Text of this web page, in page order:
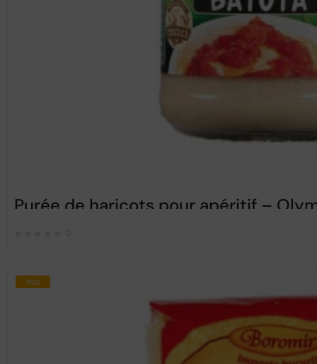
Purée de haricots pour apéritif –
Hot